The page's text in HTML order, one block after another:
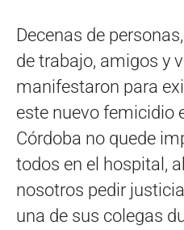
Decenas de
de trabajo, amigos y
manifestaron para
este nuevo femicidio
Córdoba no quede
todos en el hospital,
nosotros pedir
una de sus colegas